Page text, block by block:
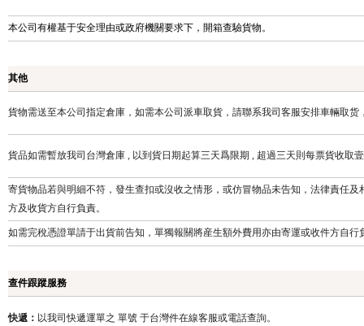
本公司有權基于安全理由或政府機關要求下，開箱查驗貨物。
其他
貨物需送至本公司指定倉庫，如需本公司派車取貨，請聯系我司客服安排車輛取货
貨品如需暫放我司台灣倉庫 , 以到貨日期起算三天爲限期 , 超過三天則每票貨收取
寄貨物品若與明細不符，發生查扣或沒收之情形，或仿冒物品未告知，法律責任
方及收貨方自行負責。
如需完稅憑證單請于出貨前告知，單獨報關將産生額外費用亦由寄運或收件方自行
查件跟蹤服務
快遞： 以我司快遞運單之 單號 于台灣件在線客服或電話查詢。